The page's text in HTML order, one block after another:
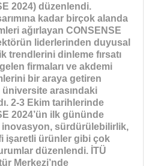
2024) düzenlendi.
kadar birçok alanda
ağırlayan CONSENSE
liderlerinden duyusal
trendlerini dinleme fırsatı
firmaları ve akdemi
bir araya getiren
arasındaki
2-3 Ekim tarihlerinde
2024’ün ilk gününde
sürdürülebilirlik,
işaretli ürünler gibi çok
düzenlendi. İTÜ
Merkezi’nde